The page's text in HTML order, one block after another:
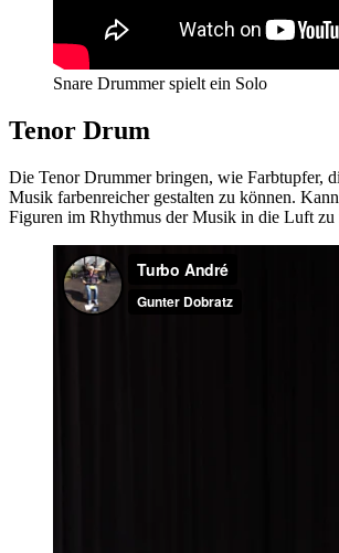
Snare Drummer spielt ein Solo
Tenor Drum
Die Tenor Drummer bringen, wie Farbtupfer,
Musik farbenreicher gestalten zu können.
Figuren im Rhythmus der Musik in die Luft